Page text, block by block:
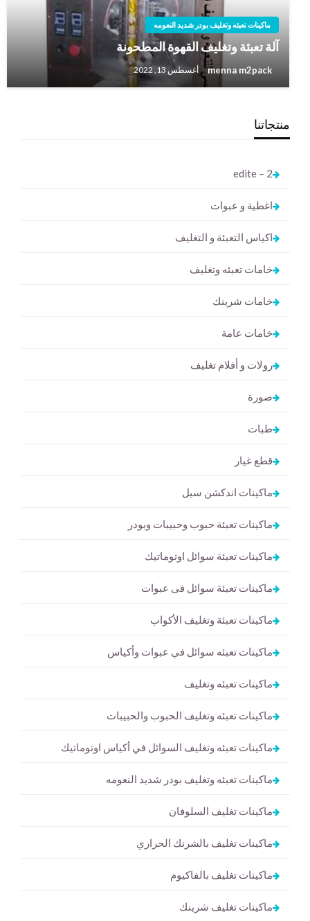
ماكينات تعبئه وتغليف بودر شديد النعومه
آلة تعبئة وتغليف القهوة المطحونة
menna m2pack أغسطس 13, 2022
منتجاتنا
2 – edite
اغطية و عبوات
اكياس التعبئة و التغليف
خامات تعبئه وتغليف
خامات شرينك
خامات عامة
رولات و أفلام تغليف
صورة
طبات
قطع غيار
ماكينات اندكشن سيل
ماكينات تعبئة حبوب وحبيبات وبودر
ماكينات تعبئة سوائل اوتوماتيك
ماكينات تعبئة سوائل فى عبوات
ماكينات تعبئة وتغليف الأكواب
ماكينات تعبئه سوائل في عبوات وأكياس
ماكينات تعبئه وتغليف
ماكينات تعبئه وتغليف الحبوب والحبيبات
ماكينات تعبئه وتغليف السوائل في أكياس اوتوماتيك
ماكينات تعبئه وتغليف بودر شديد النعومه
ماكينات تغليف السلوفان
ماكينات تغليف بالشرنك الحراري
ماكينات تغليف بالفاكيوم
ماكينات تغليف شرينك